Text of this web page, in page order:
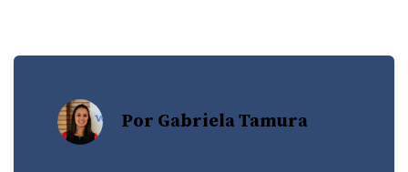
Por Gabriela Tamura